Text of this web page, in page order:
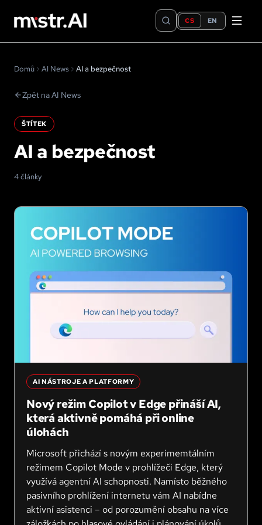
CS EN
Domů AI News AI a bezpečnost
Zpět na AI News
ŠTÍTEK
AI a bezpečnost
4 články
AI NÁSTROJE A PLATFORMY
Nový režim Copilot v Edge přináší AI,
která aktivně pomáhá při online
úlohách
Microsoft přichází s novým experimemtálním
režimem Copilot Mode v prohlížeči Edge, který
využívá agentní AI schopnosti. Namísto běžného
pasivního prohlížení internetu vám AI nabídne
aktivní asistenci – od porozumění obsahu na více